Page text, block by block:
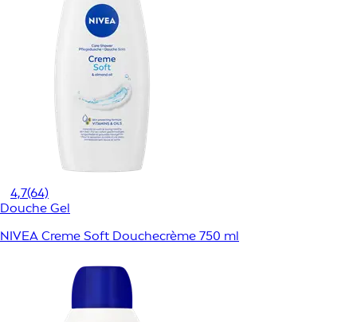
4,7(64)
Douche Gel
NIVEA Creme Soft Douchecrème 750 ml